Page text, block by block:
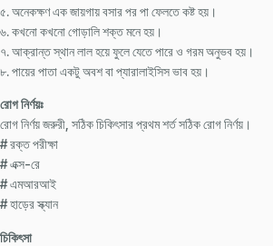
৫. অনেকক্ষণ এক জায়গায় বসার পর পা ফেলতে কষ্ট হয়।
৬. কখনো কখনো গোড়ালি শক্ত মনে হয়।
৭. আক্রান্ত স্থান লাল হয়ে ফুলে যেতে পারে ও গরম অনুভব হয়।
৮. পায়ের পাতা একটু অবশ বা প্যারালাইসিস ভাব হয়।
রোগ নির্ণয়ঃ
রোগ নির্ণয় জরুরী, সঠিক চিকিৎসার প্রথম শর্ত সঠিক রোগ নির্ণয়।
# রক্ত পরীক্ষা
# এক্স-রে
# এমআরআই
# হাড়ের স্ক্যান
চিকিৎসা